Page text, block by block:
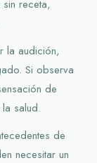
receta,
la audición,
Si observa
de
salud.
de
necesitar un